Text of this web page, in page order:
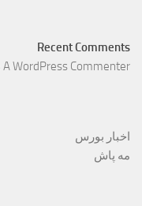
Recent Comments
A WordPress Commenter
اخبار بورس
مه پاش